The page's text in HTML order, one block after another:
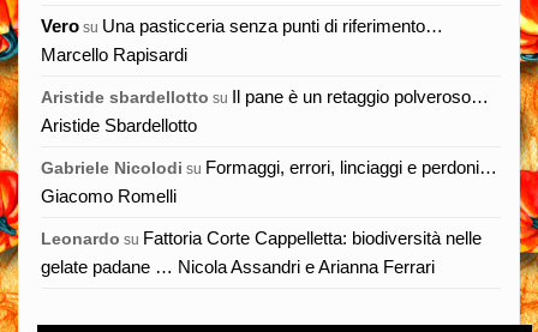
Vero su Una pasticceria senza punti di riferimento…
Marcello Rapisardi
Aristide sbardellotto su Il pane è un retaggio polveroso…
Aristide Sbardellotto
Gabriele Nicolodi su Formaggi, errori, linciaggi e perdoni…
Giacomo Romelli
Leonardo su Fattoria Corte Cappelletta: biodiversità nelle
gelate padane … Nicola Assandri e Arianna Ferrari